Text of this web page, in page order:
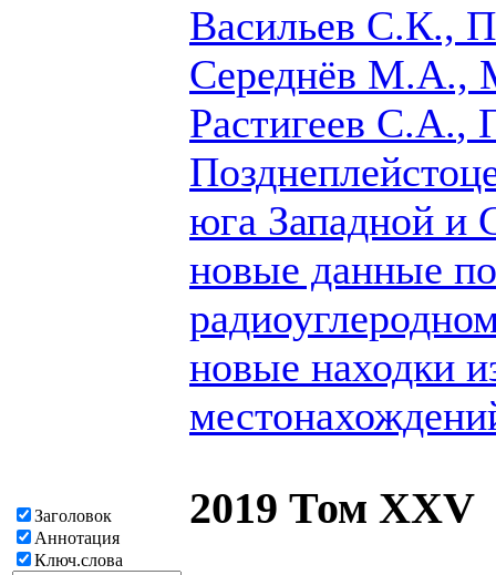
Заголовок
Аннотация
Ключ.слова
Васильев С.К.,
Середнёв М.А.,
Растигеев С.А.,
юга Западной и
новые данные по
новые находки
2019 Том XXV